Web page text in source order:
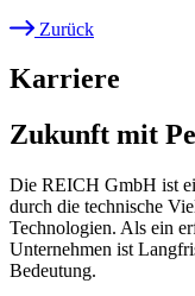
Zurück
Karriere
Zukunft mit
Die REICH GmbH ist
durch die technische
Technologien. Als ein
Unternehmen ist
Bedeutung.